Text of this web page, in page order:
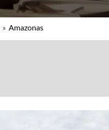
» Amazonas